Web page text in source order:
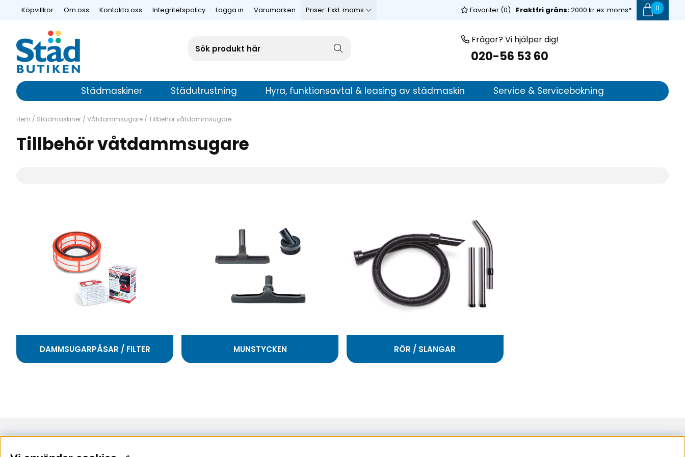
Köpvillkor Om oss Kontakta oss Integritetspolicy Logga in Varumärken Priser: Exkl. moms 0
Fraktfri gräns:2000 kr ex. moms*
Favoriter (0)
Frågor? Vi hjälper dig!
020-56 53 60
Städmaskiner Städutrustning Hyra, funktionsavtal & leasing av städmaskin Service & Servicebokning
Hem / Städmaskiner / Våtdammsugare / Tillbehör våtdammsugare
Tillbehör våtdammsugare
DAMMSUGARPÅSAR / FILTER MUNSTYCKEN RÖR / SLANGAR